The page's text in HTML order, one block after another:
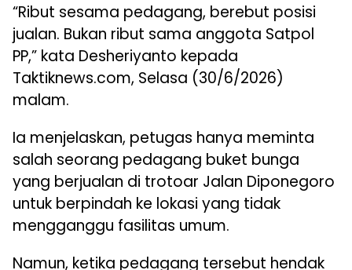
“Ribut sesama pedagang, berebut posisi
jualan. Bukan ribut sama anggota Satpol
PP,” kata Desheriyanto kepada
Taktiknews.com, Selasa (30/6/2026)
malam.
Ia menjelaskan, petugas hanya meminta
salah seorang pedagang buket bunga
yang berjualan di trotoar Jalan Diponegoro
untuk berpindah ke lokasi yang tidak
mengganggu fasilitas umum.
Namun, ketika pedagang tersebut hendak